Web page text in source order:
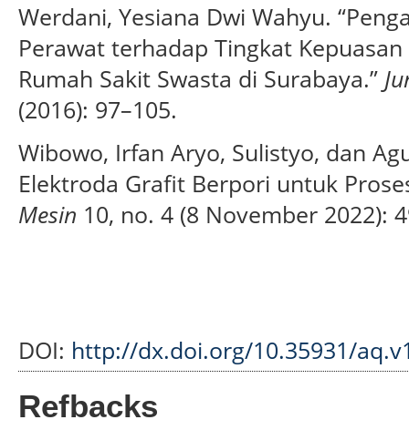
Werdani, Yesiana Dwi Wahyu.
Perawat terhadap Tingkat
Rumah Sakit Swasta di Surabaya.”
(2016): 97–105.
Wibowo, Irfan Aryo, Sulistyo, dan
Elektroda Grafit Berpori untuk
Mesin 10, no. 4 (8 November 2022):
DOI: http://dx.doi.org/10.35931/
Refbacks